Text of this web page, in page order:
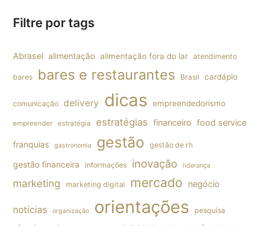
Filtre por tags
Abrasel alimentação alimentação fora do lar atendimento
bares bares e restaurantes Brasil cardápio
comunicação delivery dicas empreendedorismo
empreender estratégia estratégias financeiro food service
franquias gastronomia gestão gestão de rh
gestão financeira informações inovação liderança
marketing marketing digital mercado negócio
notícias organização orientações pesquisa